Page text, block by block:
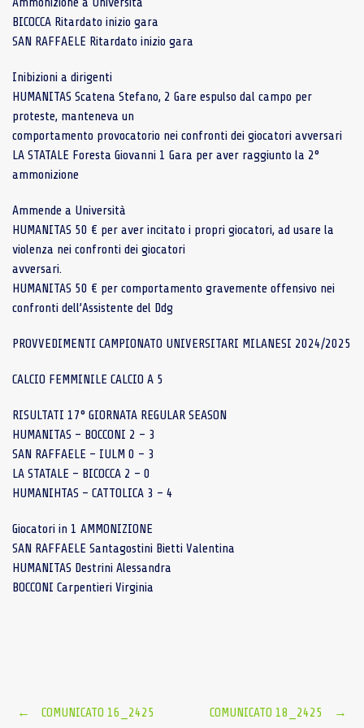
BICOCCA Ritardato inizio gara
SAN RAFFAELE Ritardato inizio gara
Inibizioni a dirigenti
HUMANITAS Scatena Stefano, 2 Gare espulso dal campo per
proteste, manteneva un
comportamento provocatorio nei confronti dei giocatori avversari
LA STATALE Foresta Giovanni 1 Gara per aver raggiunto la 2°
ammonizione
Ammende a Università
HUMANITAS 50 € per aver incitato i propri giocatori, ad usare la
violenza nei confronti dei giocatori
avversari.
HUMANITAS 50 € per comportamento gravemente offensivo nei
confronti dell’Assistente del Ddg
PROVVEDIMENTI CAMPIONATO UNIVERSITARI MILANESI 2024/2025
CALCIO FEMMINILE CALCIO A 5
RISULTATI 17° GIORNATA REGULAR SEASON
HUMANITAS – BOCCONI 2 – 3
SAN RAFFAELE – IULM 0 – 3
LA STATALE – BICOCCA 2 – 0
HUMANIHTAS – CATTOLICA 3 – 4
Giocatori in 1 AMMONIZIONE
SAN RAFFAELE Santagostini Bietti Valentina
HUMANITAS Destrini Alessandra
BOCCONI Carpentieri Virginia
Post
← COMUNICATO 16_2425 COMUNICATO 18_2425 →